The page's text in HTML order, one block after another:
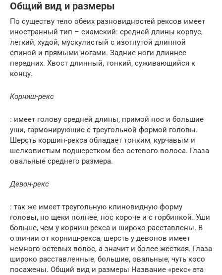
Общий вид и размеры
По существу тело обеих разновидностей рексов имеет
иностранный тип – сиамский: средней длины корпус,
легкий, худой, мускулистый с изогнутой длинной
спиной и прямыми ногами. Задние ноги длиннее
передних. Хвост длинный, тонкий, суживающийся к
концу.
Корниш-рекс
: имеет голову средней длины, примой нос и большие
уши, гармонирующие с треугольной формой головы.
Шерсть коршин-рекса обладает тонким, курчавым и
шелковистым подшерстком без остевого волоса. Глаза
овальные среднего размера.
Девон-рекс
: так же имеет треугольную клиновидную форму
головы, но щеки полнее, нос короче и с горбинкой. Уши
больше, чем у корниш-рекса и широко расставлены. В
отличии от корниш-рекса, шерсть у девонов имеет
немного остевых волос, а значит и более жесткая. Глаза
широко расставленные, большие, овальные, чуть косо
посажены. Общий вид и размеры Название «рекс» эта